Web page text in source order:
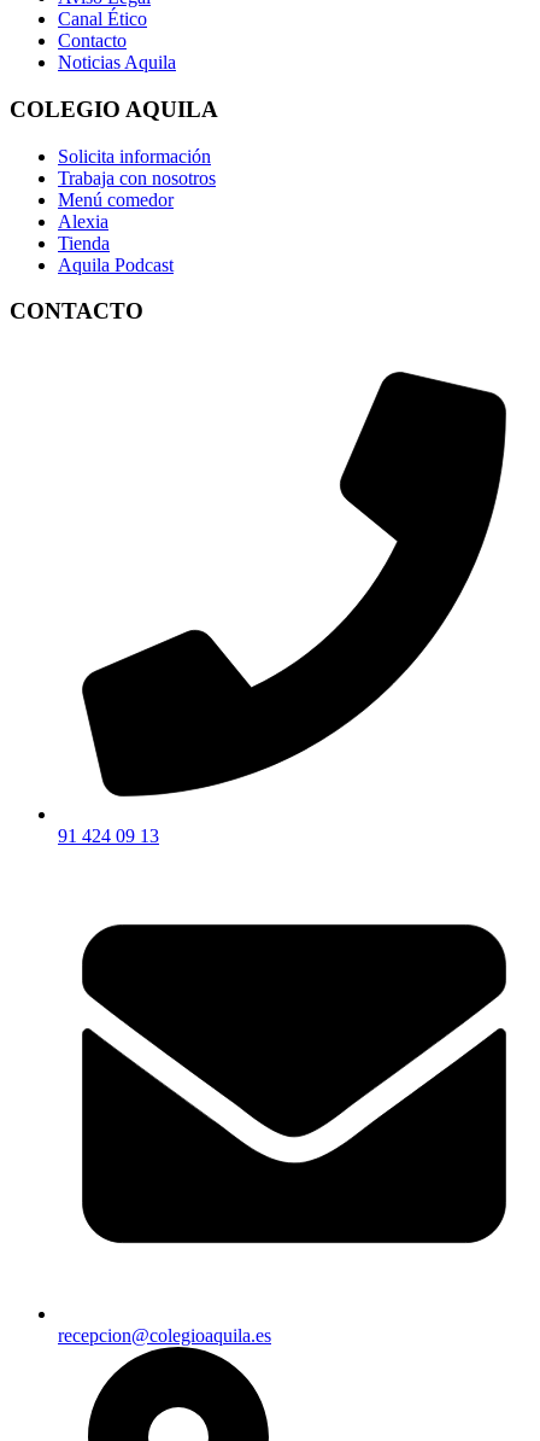
Canal Ético
Contacto
Noticias Aquila
COLEGIO AQUILA
Solicita información
Trabaja con nosotros
Menú comedor
Alexia
Tienda
Aquila Podcast
CONTACTO
91 424 09 13
recepcion@colegioaquila.es